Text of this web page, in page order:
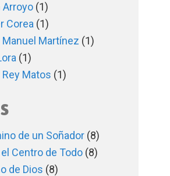
Arroyo (1)
Corea (1)
Manuel Martínez (1)
(1)
Matos (1)
de un Soñador (8)
Centro de Todo (8)
de Dios (8)